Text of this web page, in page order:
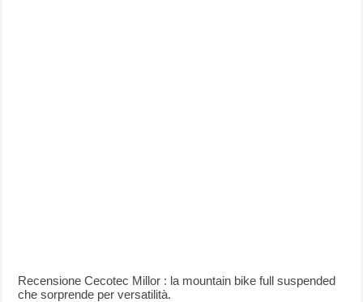
Recensione Cecotec Millor : la mountain bike full suspended
che sorprende per versatilità.